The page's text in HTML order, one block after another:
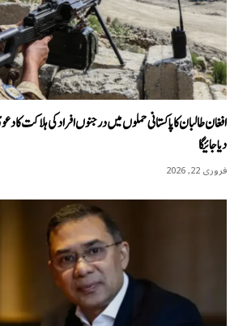
افغان طالبان کا پاکستانی حملوں میں درجنوں افراد کی ہلاکت
دیا جائیگا
فروری 22, 2026